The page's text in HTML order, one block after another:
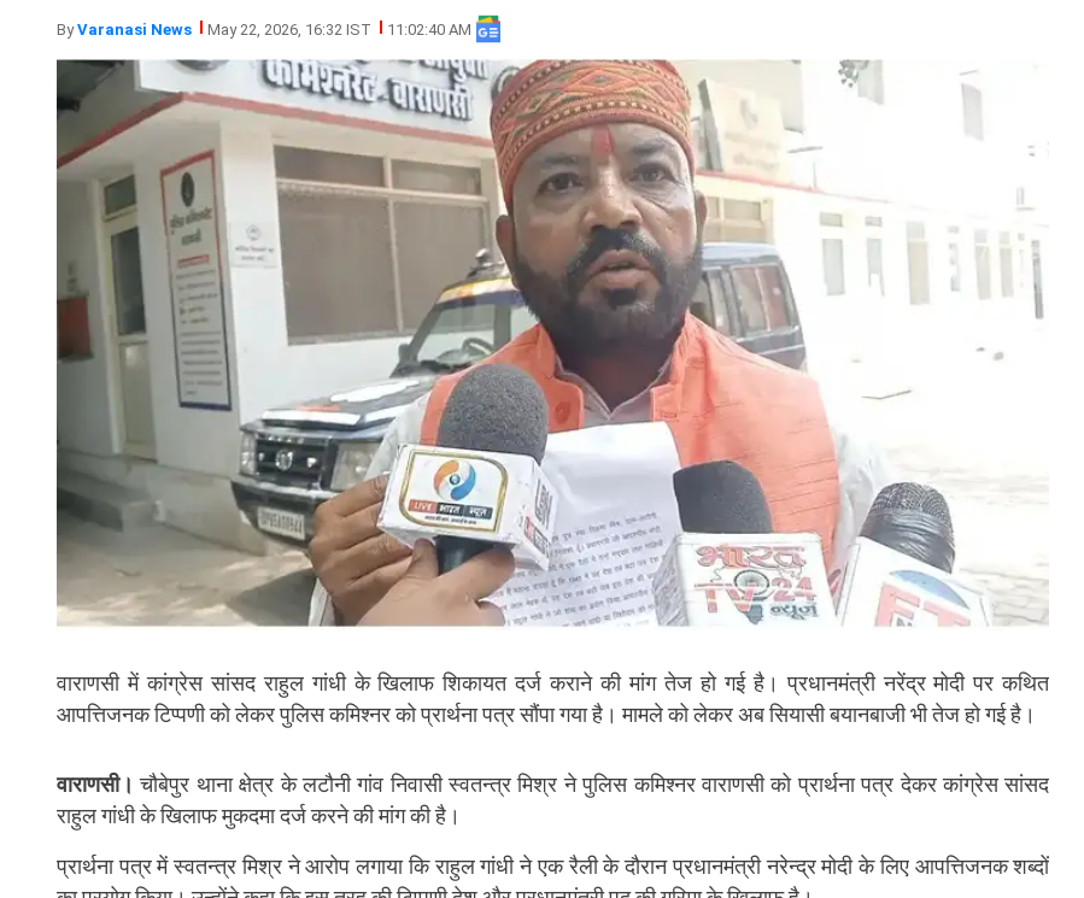
ByVaranasi News May 22, 2026, 16:32 IST 11:02:40 AM
वाराणसी में कांग्रेस सांसद राहुल गांधी के खिलाफ शिकायत दर्ज कराने की मांग तेज हो गई है। प्रधानमंत्री नरेंद्र मोदी पर कथित
आपत्तिजनक टिप्पणी को लेकर पुलिस कमिश्नर को प्रार्थना पत्र सौंपा गया है। मामले को लेकर अब सियासी बयानबाजी भी तेज हो गई है।
वाराणसी। चौबेपुर थाना क्षेत्र के लटौनी गांव निवासी स्वतन्त्र मिश्र ने पुलिस कमिश्नर वाराणसी को प्रार्थना पत्र देकर कांग्रेस सांसद
राहुल गांधी के खिलाफ मुकदमा दर्ज करने की मांग की है।
प्रार्थना पत्र में स्वतन्त्र मिश्र ने आरोप लगाया कि राहुल गांधी ने एक रैली के दौरान प्रधानमंत्री नरेन्द्र मोदी के लिए आपत्तिजनक शब्दों